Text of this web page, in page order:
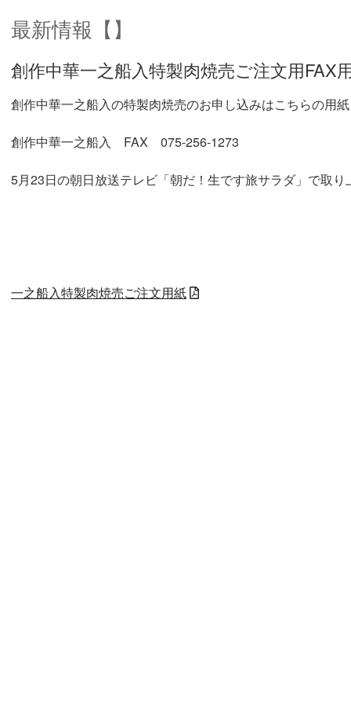
最新情報【】
創作中華一之船入特製肉焼売ご注文用FAX
創作中華一之船入の特製肉焼売のお申し込みはこちらの用
創作中華一之船入 FAX 075-256-1273
5月23日の朝日放送テレビ「朝だ！生です旅サラダ」で取
一之船入特製肉焼売ご注文用紙